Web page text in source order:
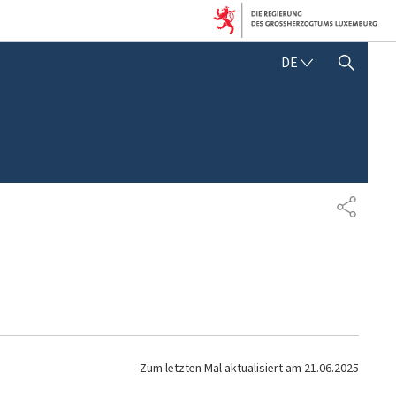
DED
SUCHFLED ANZEIGEN / SCHLIESSEN
T
E
Zum letzten Mal aktualisiert am 21.06.2025